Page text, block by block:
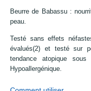
Beurre de Babassu :
peau.
Testé sans effets
évalués(2) et testé sur
tendance atopique sous
Hypoallergénique.